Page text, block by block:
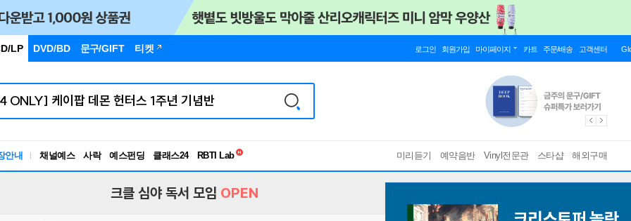
LP DVD/BD 문구/GIFT 티켓 로그인 회원가입 마이페이지 카트 주문/배송 고객센터
안내 채널예스 사락 예스펀딩 클래스24
독서유형검사
미리듣기 예약음반 Vinyl전문관 스타샵 해외구매
크클 심야 독서 모임 OPEN